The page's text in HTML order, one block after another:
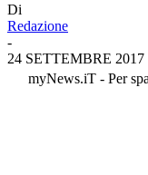
Di
Redazione
-
24 SETTEMBRE 2017
myNews.iT - Per